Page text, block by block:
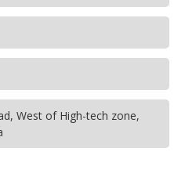
West of High-tech zone,